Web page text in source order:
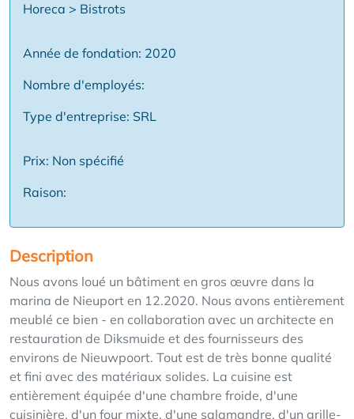
Horeca > Bistrots
Année de fondation: 2020
Nombre d'employés:
Type d'entreprise: SRL
Prix: Non spécifié
Raison:
Description
Nous avons loué un bâtiment en gros œuvre dans la
marina de Nieuport en 12.2020. Nous avons entièrement
meublé ce bien - en collaboration avec un architecte en
restauration de Diksmuide et des fournisseurs des
environs de Nieuwpoort. Tout est de très bonne qualité
et fini avec des matériaux solides. La cuisine est
entièrement équipée d'une chambre froide, d'une
cuisinière, d'un four mixte, d'une salamandre, d'un grille-